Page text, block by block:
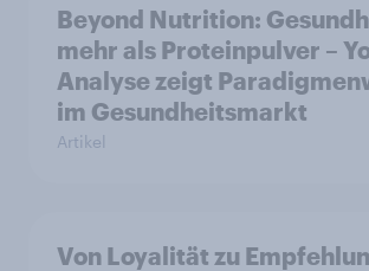
Beyond Nutrition:
mehr als Proteinpulver –
Analyse zeigt
im Gesundheitsmarkt
Artikel
Von Loyalität zu